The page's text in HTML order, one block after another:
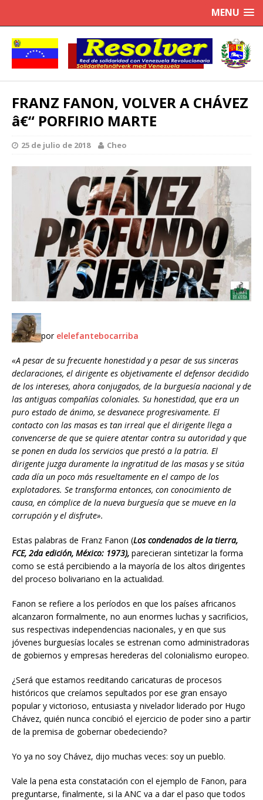
MENU
FRANZ FANON, VOLVER A CHÁVEZ
â€“ PORFIRIO MARTE
25 de julio de 2018 Cheo
por elelefantebocarriba
«A pesar de su frecuente honestidad y a pesar de sus sinceras
declaraciones, el dirigente es objetivamente el defensor decidido
de los intereses, ahora conjugados, de la burguesía nacional y de
las antiguas compañías coloniales. Su honestidad, que era un
puro estado de ánimo, se desvanece progresivamente. El
contacto con las masas es tan irreal que el dirigente llega a
convencerse de que se quiere atentar contra su autoridad y que
se ponen en duda los servicios que prestó a la patria. El
dirigente juzga duramente la ingratitud de las masas y se sitúa
cada día un poco más resueltamente en el campo de los
explotadores. Se transforma entonces, con conocimiento de
causa, en cómplice de la nueva burguesía que se mueve en la
corrupción y el disfrute».
Estas palabras de Franz Fanon (Los condenados de la tierra,
FCE, 2da edición, México: 1973), parecieran sintetizar la forma
como se está percibiendo a la mayoría de los altos dirigentes
del proceso bolivariano en la actualidad.
Fanon se refiere a los períodos en que los países africanos
alcanzaron formalmente, no aun enormes luchas y sacrificios,
sus respectivas independencias nacionales, y en que sus
jóvenes burguesías locales se estrenan como administradoras
de gobiernos y empresas herederas del colonialismo europeo.
¿Será que estamos reeditando caricaturas de procesos
históricos que creíamos sepultados por ese gran ensayo
popular y victorioso, entusiasta y nivelador liderado por Hugo
Chávez, quién nunca concibió el ejercicio de poder sino a partir
de la premisa de gobernar obedeciendo?
Yo ya no soy Chávez, dijo muchas veces: soy un pueblo.
Vale la pena esta constatación con el ejemplo de Fanon, para
preguntarse, finalmente, si la ANC va a dar el paso que todos